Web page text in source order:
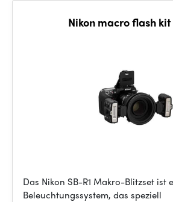
Nikon macro flash kit
Das Nikon SB-R1 Makro-Blitzset ist
Beleuchtungssystem, das speziell